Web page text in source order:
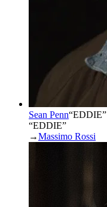
Sean Penn“EDDIE”
“EDDIE”
→Massimo Rossi